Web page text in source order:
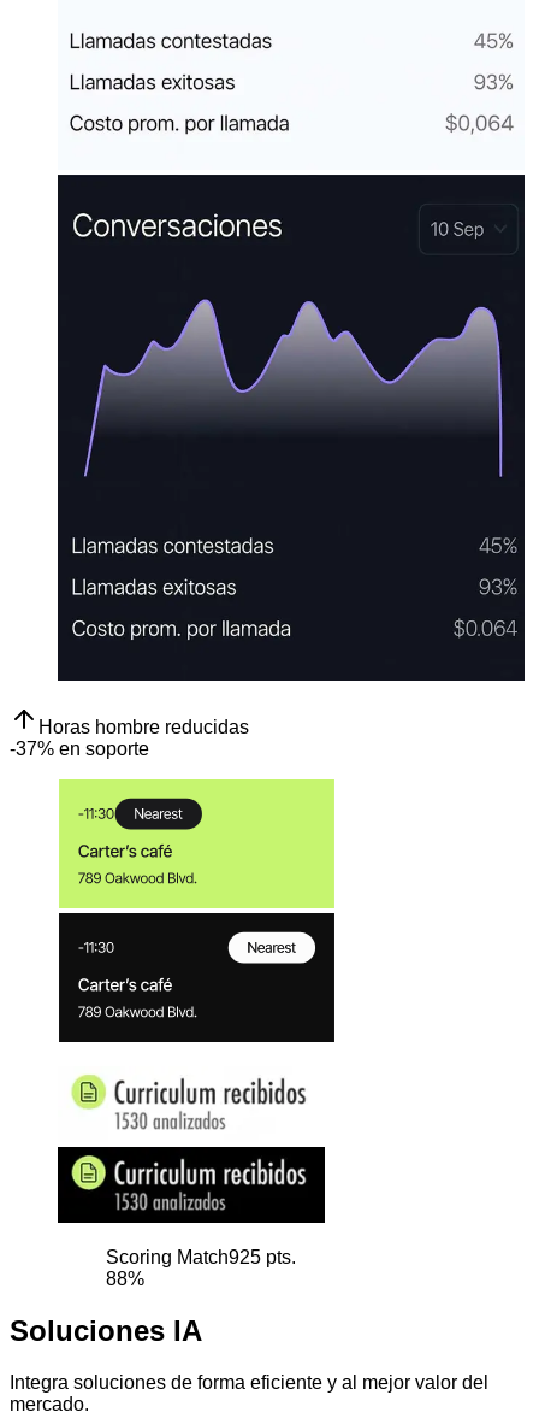
Horas hombre reducidas
-37% en soporte
Scoring Match925 pts.
88%
Soluciones IA
Integra soluciones de forma eficiente y al mejor valor del
mercado.